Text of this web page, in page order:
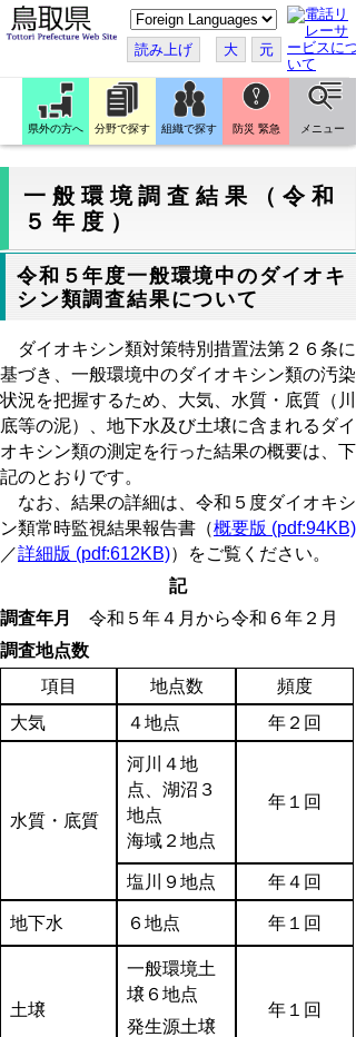
こ
の
ペ
ー
ジ
翻
訳
す
読み上げ 大 元
県外の方へ 分野で探す 組織で探す 防災 緊急 メニュー
一般環境調査結果（令和
５年度）
令和５年度一般環境中のダイオキ
シン類調査結果について
ダイオキシン類対策特別措置法第２６条に
基づき、一般環境中のダイオキシン類の汚染
状況を把握するため、大気、水質・底質（川
底等の泥）、地下水及び土壌に含まれるダイ
オキシン類の測定を行った結果の概要は、下
記のとおりです。
なお、結果の詳細は、令和５度ダイオキシ
ン類常時監視結果報告書（概要版 (pdf:94KB)
／詳細版 (pdf:612KB)）
をご覧ください。
記
調査年月
令和５年４月から令和６年２月
調査地点数
項目
地点数
頻度
大気
４地点 年２回
水質・底質
河川４地
点、湖沼３
地点
海域２地点
年１回
塩川９地点 年４回
地下水 ６地点 年１回
土壌
一般環境土
壌６地点
発生源土壌
年１回